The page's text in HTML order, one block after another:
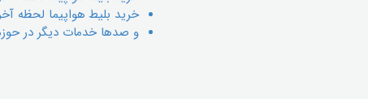
خرید بلیط هواپیما لحظه
و صدها خدمات دیگر در